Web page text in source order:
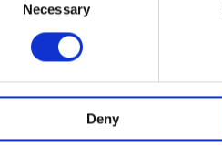
Necessary
Deny